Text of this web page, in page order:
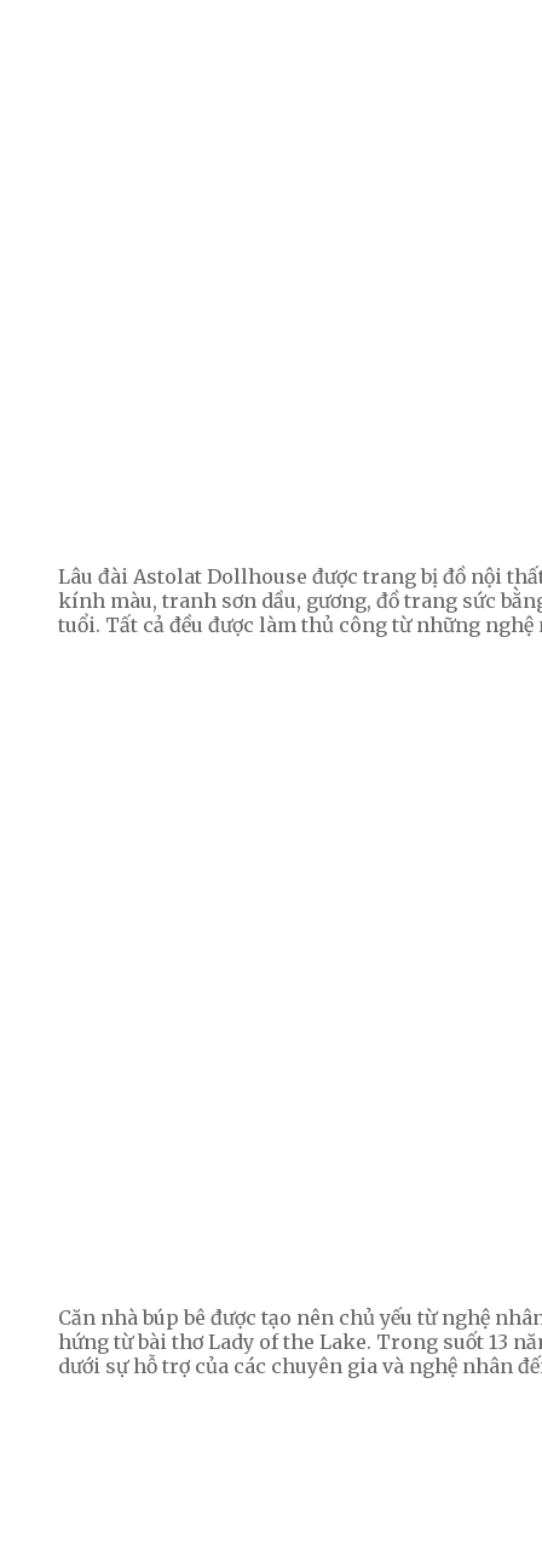
Lâu đài Astolat Dollhouse được trang bị đồ nội
kính màu, tranh sơn dầu, gương, đồ trang sức
tuổi. Tất cả đều được làm thủ công từ những
Căn nhà búp bê được tạo nên chủ yếu từ nghệ
hứng từ bài thơ Lady of the Lake. Trong suốt 13
dưới sự hỗ trợ của các chuyên gia và nghệ nhân